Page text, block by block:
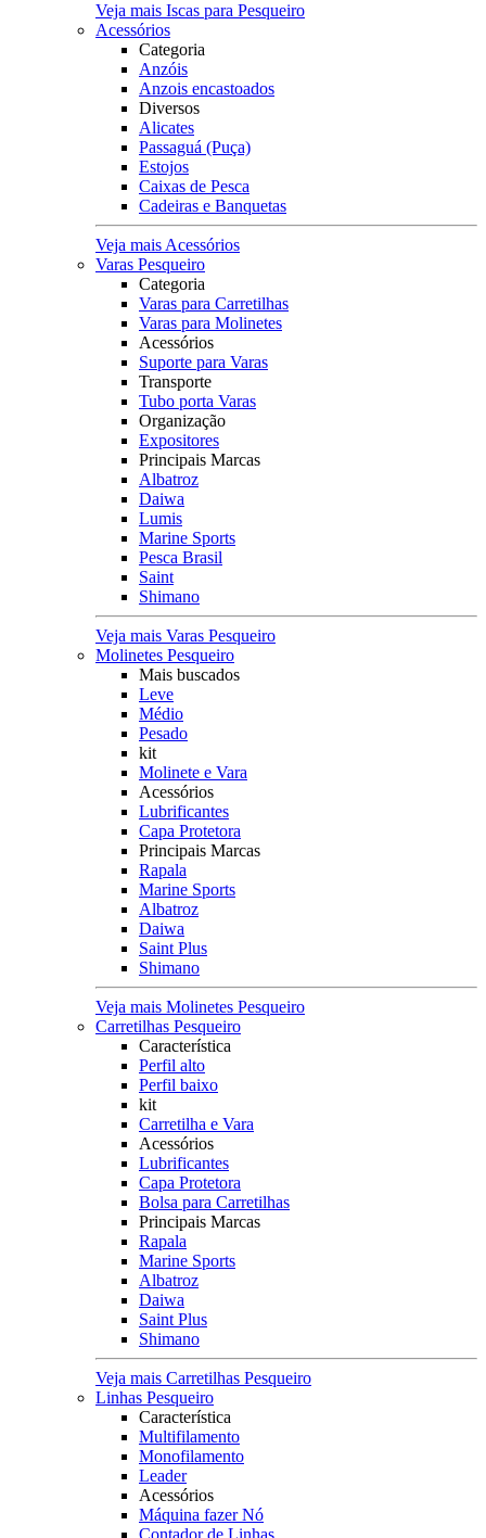
Veja mais Iscas para Pesqueiro
Acessórios
Categoria
Anzóis
Anzois encastoados
Diversos
Alicates
Passaguá (Puça)
Estojos
Caixas de Pesca
Cadeiras e Banquetas
Veja mais Acessórios
Varas Pesqueiro
Categoria
Varas para Carretilhas
Varas para Molinetes
Acessórios
Suporte para Varas
Transporte
Tubo porta Varas
Organização
Expositores
Principais Marcas
Albatroz
Daiwa
Lumis
Marine Sports
Pesca Brasil
Saint
Shimano
Veja mais Varas Pesqueiro
Molinetes Pesqueiro
Mais buscados
Leve
Médio
Pesado
kit
Molinete e Vara
Acessórios
Lubrificantes
Capa Protetora
Principais Marcas
Rapala
Marine Sports
Albatroz
Daiwa
Saint Plus
Shimano
Veja mais Molinetes Pesqueiro
Carretilhas Pesqueiro
Característica
Perfil alto
Perfil baixo
kit
Carretilha e Vara
Acessórios
Lubrificantes
Capa Protetora
Bolsa para Carretilhas
Principais Marcas
Rapala
Marine Sports
Albatroz
Daiwa
Saint Plus
Shimano
Veja mais Carretilhas Pesqueiro
Linhas Pesqueiro
Característica
Multifilamento
Monofilamento
Leader
Acessórios
Máquina fazer Nó
Contador de Linhas